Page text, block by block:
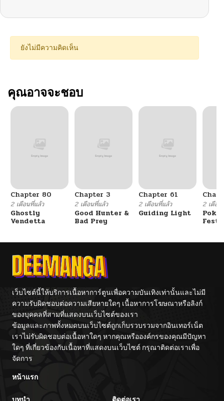
ยังไม่มีความคิดเห็น
คุณอาจจะชอบ
Chapter 80
2 เดือนที่แล้ว
Ghostly
Vendetta
Chapter 3
2 เดือนที่แล้ว
Good Hunter &
Bad Prey
Chapter 61
2 เดือนที่แล้ว
Guiding Light
2 เดือน
เว็บไซต์นี้ให้บริการเนื้อหาการ์ตูนเพื่อความบันเทิงเท่านั้นและไม่มี
ความรับผิดชอบต่อความเสียหายใดๆ เนื้อหาการโฆษณาหรือลิงก์
ของบุคคลที่สามที่แสดงบนเว็บไซต์ของเรา
ข้อมูลและภาพทั้งหมดบนเว็บไซต์ถูกเก็บรวบรวมจากอินเทอร์เน็ต
เราไม่รับผิดชอบต่อเนื้อหาใดๆ หากคุณหรือองค์กรของคุณมีปัญหา
ใดๆ ที่เกี่ยวข้องกับเนื้อหาที่แสดงบนเว็บไซต์ กรุณาติดต่อเราเพื่อ
จัดการ
หน้าแรก